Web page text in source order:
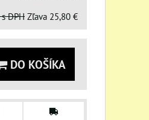
s DPH Zľava 25,80 €
DO KOŠÍKA